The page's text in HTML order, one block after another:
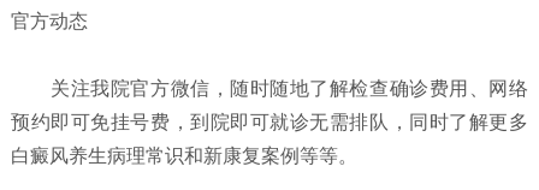
官方动态
关注我院官方微信，随时随地了解检查确诊费用、网络
预约即可免挂号费，到院即可就诊无需排队，同时了解更多
白癜风养生病理常识和新康复案例等等。